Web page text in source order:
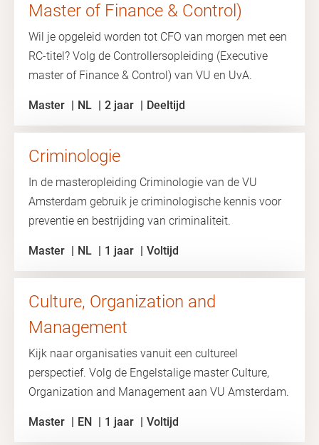
Master of Finance & Control)
Wil je opgeleid worden tot CFO van morgen met een
RC-titel? Volg de Controllersopleiding (Executive
master of Finance & Control) van VU en UvA.
Master NL 2 jaar Deeltijd
Criminologie
In de masteropleiding Criminologie van de VU
Amsterdam gebruik je criminologische kennis voor
preventie en bestrijding van criminaliteit.
Master NL 1 jaar Voltijd
Culture, Organization and
Management
Kijk naar organisaties vanuit een cultureel
perspectief. Volg de Engelstalige master Culture,
Organization and Management aan VU Amsterdam.
Master EN 1 jaar Voltijd